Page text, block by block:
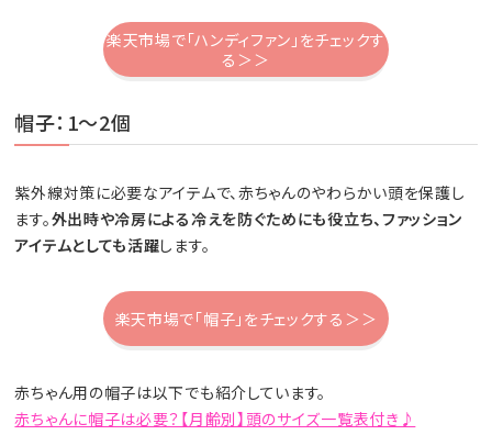
楽天市場で「ハンディファン」をチェックす
る＞＞
帽子：1～2個
紫外線対策に必要なアイテムで、赤ちゃんのやわらかい頭を保護し
ます。外出時や冷房による冷えを防ぐためにも役立ち、ファッション
アイテムとしても活躍します。
楽天市場で「帽子」をチェックする＞＞
赤ちゃん用の帽子は以下でも紹介しています。
赤ちゃんに帽子は必要？【月齢別】頭のサイズ一覧表付き♪